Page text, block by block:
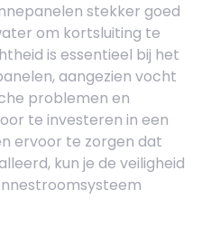
stekker goed
om kortsluiting te
is essentieel bij het
aangezien vocht
problemen en
te investeren in een
ervoor te zorgen dat
kun je de veiligheid